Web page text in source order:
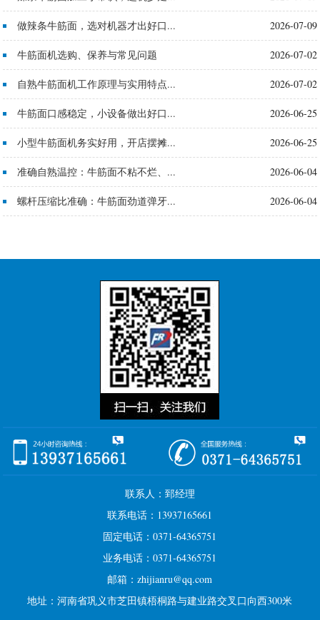
2026-07-09
做辣条牛筋面，选对机器才出好口...
2026-07-02
牛筋面机选购、保养与常见问题
2026-07-02
自熟牛筋面机工作原理与实用特点...
2026-06-25
牛筋面口感稳定，小设备做出好口...
2026-06-25
小型牛筋面机务实好用，开店摆摊...
2026-06-04
准确自熟温控：牛筋面不粘不烂、...
2026-06-04
螺杆压缩比准确：牛筋面劲道弹牙...
联系人：郅经理
联系电话：13937165661
固定电话：0371-64365751
业务电话：0371-64365751
邮箱：zhijianru@qq.com
地址：河南省巩义市芝田镇梧桐路与建业路交叉口向西300米